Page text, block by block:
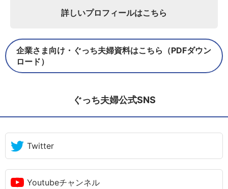
詳しいプロフィールはこちら
企業さま向け・ぐっち夫婦資料はこちら（PDFダウン
ロード）
ぐっち夫婦公式SNS
Twitter
Youtubeチャンネル